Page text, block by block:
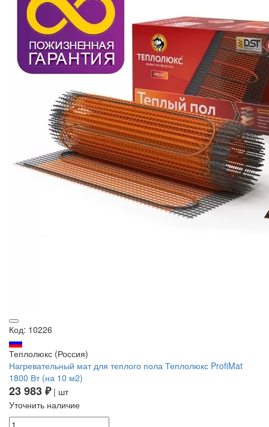
Код: 10226
Теплолюкс (Россия)
Нагревательный мат для теплого пола Теплолюкс ProfiMat
1800 Вт (на 10 м2)
23 983 ₽| шт
Уточнить наличие